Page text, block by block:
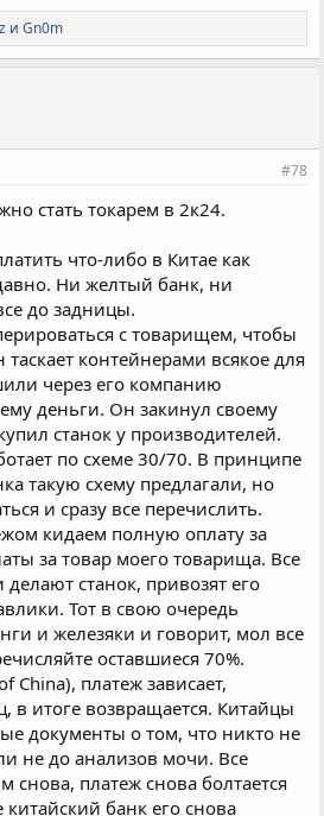
иGn0m
#78
стать токарем в 2к24.
что-либо в Китае как
Ни желтый банк, ни
до задницы.
с товарищем, чтобы
контейнерами всякое для
через его компанию
деньги. Он закинул своему
станок у производителей.
по схеме 30/70. В принципе
такую схему предлагали, но
и сразу все перечислить.
кидаем полную оплату за
за товар моего товарища. Все
станок, привозят его
Тот в свою очередь
и железяки и говорит, мол все
оставшиеся 70%.
China), платеж зависает,
в итоге возвращается. Китайцы
документы о том, что никто не
не до анализов мочи. Все
снова, платеж снова болтается
банк его снова